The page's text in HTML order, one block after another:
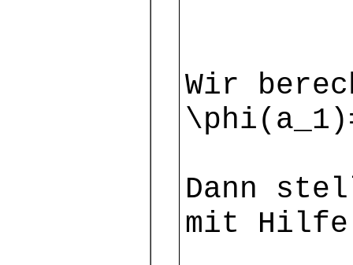
Wir
Dann
mit Hilfe